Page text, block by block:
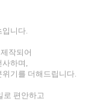
입니다.
작되어
사하며,
기를 더해드립니다.
로 편안하고